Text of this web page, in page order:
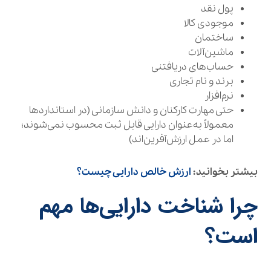
پول نقد
موجودی کالا
ساختمان
ماشین‌آلات
حساب‌های دریافتنی
برند و نام تجاری
نرم‌افزار
حتی مهارت کارکنان و دانش سازمانی (در استانداردها
معمولاً به‌عنوان دارایی قابل ثبت محسوب نمی‌شوند؛
اما در عمل ارزش‌آفرین‌اند)
بیشتر بخوانید:ارزش خالص دارایی چیست؟
چرا شناخت دارایی‌ها مهم
است؟